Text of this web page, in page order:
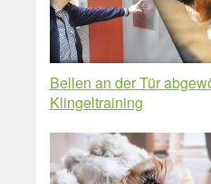
Bellen an der Tür
Klingeltraining